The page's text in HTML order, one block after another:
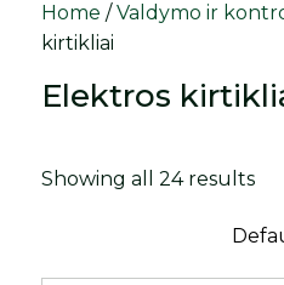
Home /Valdymo ir
kirtikliai
Elektros
Showing all 24 results